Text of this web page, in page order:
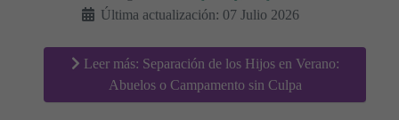
Última actualización: 07 Julio 2026
Leer más: Separación de los Hijos en Verano:
Abuelos o Campamento sin Culpa